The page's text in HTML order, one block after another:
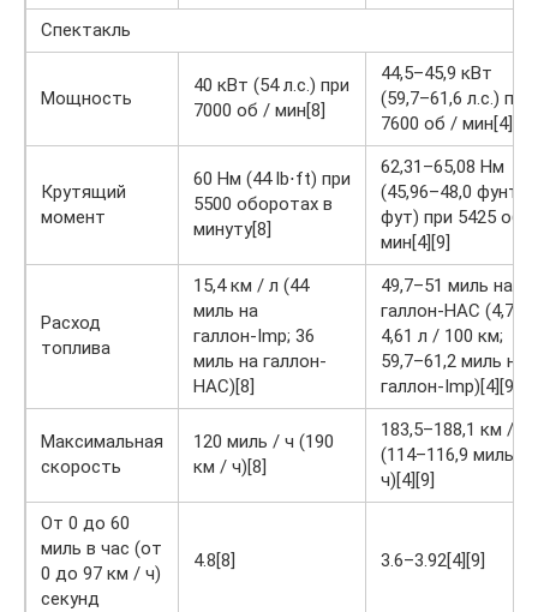
Спектакль
Мощность
40 кВт (54 л.с.) при
7000 об / мин[8]
44,5–45,9 кВт
(59,7–61,6 л.с.) при
7600 об / мин[4][9]
Крутящий
момент
60 Нм (44 lb⋅ft) при
5500 оборотах в
минуту[8]
62,31–65,08 Нм
(45,96–48,0 фунт-
фут) при 5425 об /
мин[4][9]
Расход
топлива
15,4 км / л (44
миль на
галлон‑Imp; 36
миль на галлон-
НАС)[8]
49,7–51 миль на
галлон-НАС (4,73–
4,61 л / 100 км;
59,7–61,2 миль на
галлон‑Imp)[4][9]
Максимальная
скорость
120 миль / ч (190
км / ч)[8]
183,5–188,1 км / ч
(114–116,9 миль /
ч)[4][9]
От 0 до 60
миль в час (от
0 до 97 км / ч)
секунд
4.8[8] 3.6–3.92[4][9]